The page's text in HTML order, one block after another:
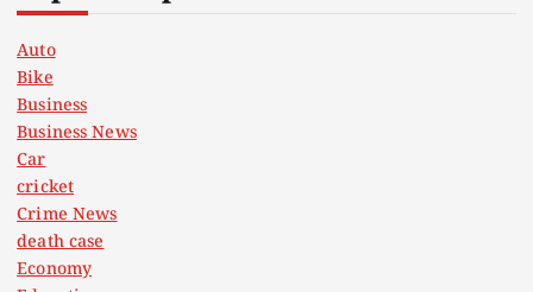
Auto
Bike
Business
Business News
Car
cricket
Crime News
death case
Economy